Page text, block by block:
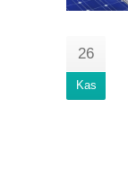
26
Kas